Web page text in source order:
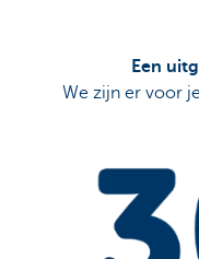
Een
We zijn er voor